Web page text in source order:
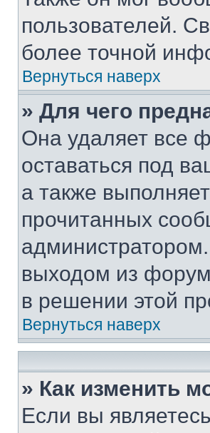
пользователей.
более точной
Вернуться наверх
» Для чего
Она удаляет все
оставаться под
а также
прочитанных
выходом из
в решении этой
Вернуться наверх
» Как изменить
Если вы